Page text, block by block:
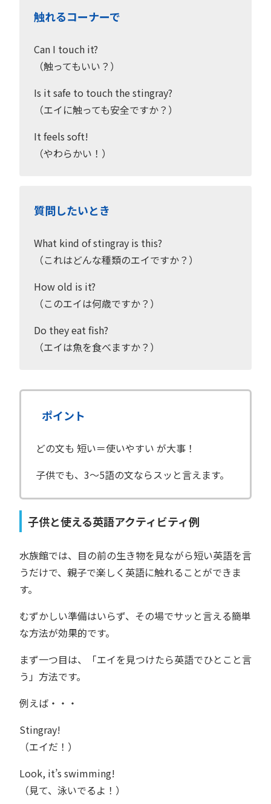
触れるコーナーで
Can I touch it?
（触ってもいい？）
Is it safe to touch the stingray?
（エイに触っても安全ですか？）
It feels soft!
（やわらかい！）
質問したいとき
What kind of stingray is this?
（これはどんな種類のエイですか？）
How old is it?
（このエイは何歳ですか？）
Do they eat fish?
（エイは魚を食べますか？）
ポイント
どの文も 短い＝使いやすい が大事！
子供でも、3〜5語の文ならスッと言えます。
子供と使える英語アクティビティ例
水族館では、目の前の生き物を見ながら短い英語を言
うだけで、親子で楽しく英語に触れることができま
す。
むずかしい準備はいらず、その場でサッと言える簡単
な方法が効果的です。
まず一つ目は、「エイを見つけたら英語でひとこと言
う」方法です。
例えば・・・
Stingray!
（エイだ！）
Look, it’s swimming!
（見て、泳いでるよ！）